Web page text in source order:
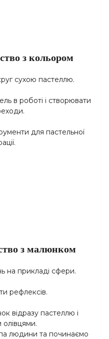
з кольором
сухою пастеллю.
в роботі і створювати
для пастельної
з малюнком
на прикладі сфери.
рефлексів.
відразу пастеллю і
людини та починаємо